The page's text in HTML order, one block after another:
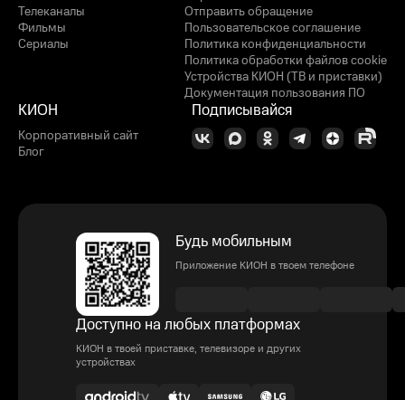
Телеканалы
Фильмы
Сериалы
Отправить обращение
Пользовательское соглашение
Политика конфиденциальности
Политика обработки файлов cookie
Устройства КИОН (ТВ и приставки)
Документация пользования ПО
КИОН
Корпоративный сайт
Блог
Подписывайся
Будь мобильным
Приложение КИОН в твоем телефоне
Доступно на любых платформах
КИОН в твоей приставке, телевизоре и других
устройствах